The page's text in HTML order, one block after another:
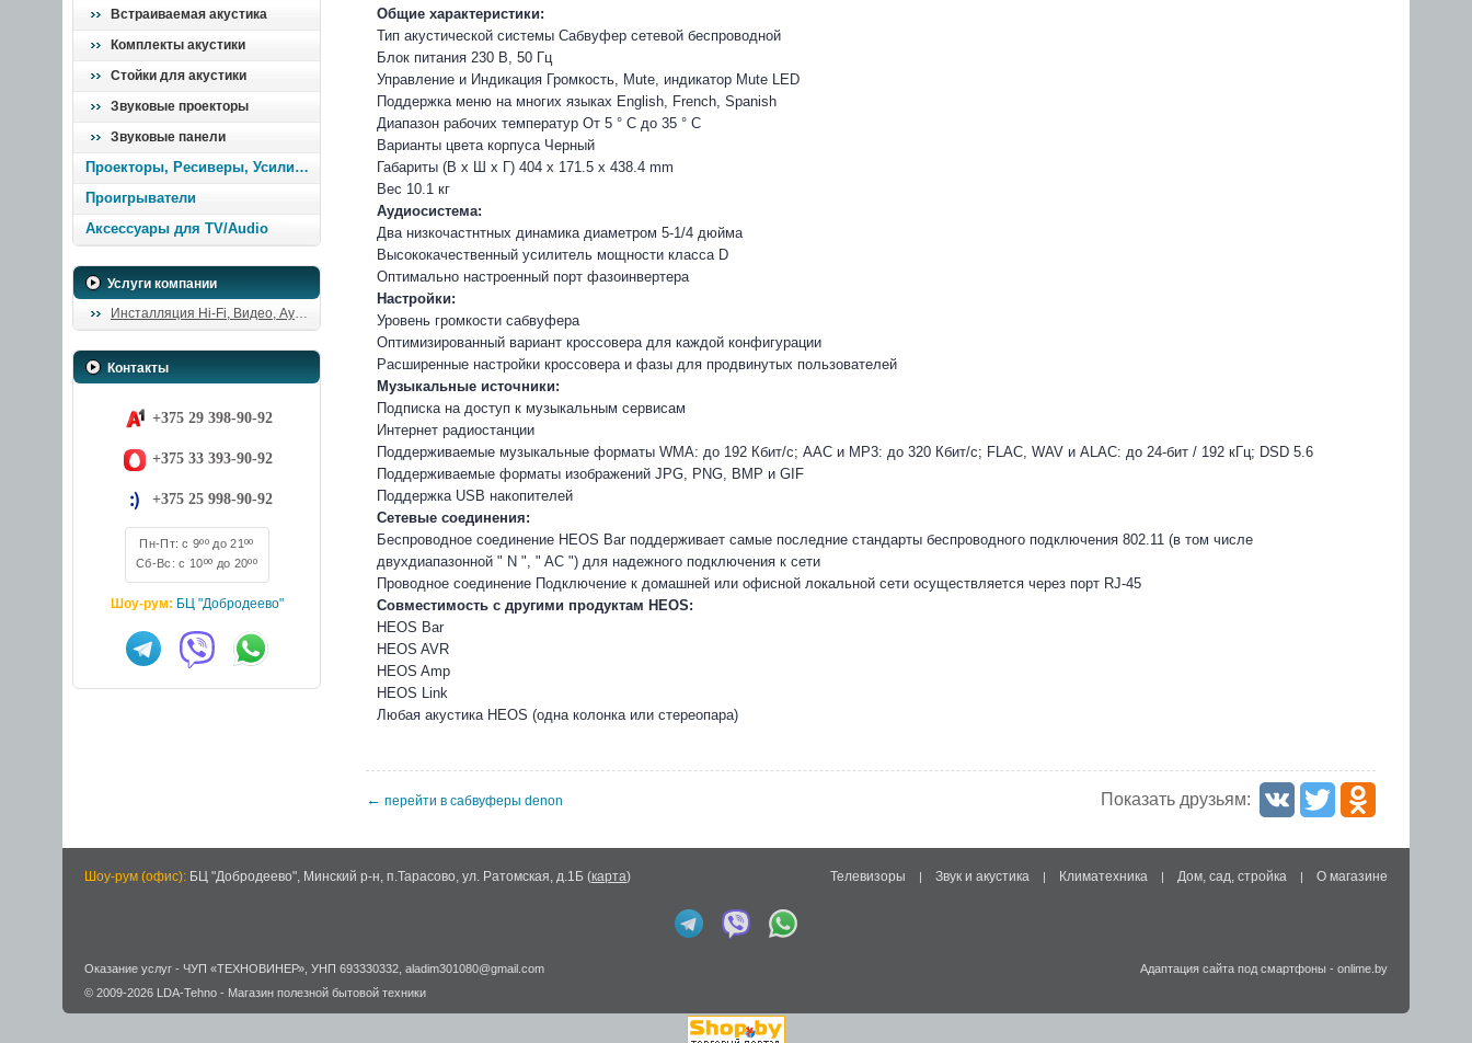
Встраиваемая акустика
Комплекты акустики
Стойки для акустики
Звуковые проекторы
Звуковые панели
Проекторы, Ресиверы, Усилители
Проигрыватели
Аксессуары для TV/Audio
Услуги компании
Инсталляция Hi-Fi, Видео, Аудио
Контакты
+375 29 398-90-92
+375 33 393-90-92
+375 25 998-90-92
Пн-Пт: с 9ºº до 21ºº
Сб-Вс: с 10ºº до 20ºº
Шоу-рум: БЦ "Добродеево"
Общие характеристики:
Тип акустической системы Сабвуфер сетевой беспроводной
Блок питания 230 В, 50 Гц
Управление и Индикация Громкость, Mute, индикатор Mute LED
Поддержка меню на многих языках English, French, Spanish
Диапазон рабочих температур От 5 ° C до 35 ° C
Варианты цвета корпуса Черный
Габариты (В x Ш x Г) 404 x 171.5 x 438.4 mm
Вес 10.1 кг
Аудиосистема:
Два низкочастнтных динамика диаметром 5-1/4 дюйма
Высококачественный усилитель мощности класса D
Оптимально настроенный порт фазоинвертера
Настройки:
Уровень громкости сабвуфера
Оптимизированный вариант кроссовера для каждой конфигурации
Расширенные настройки кроссовера и фазы для продвинутых пользователей
Музыкальные источники:
Подписка на доступ к музыкальным сервисам
Интернет радиостанции
Поддерживаемые музыкальные форматы WMA: до 192 Кбит/с; AAC и MP3: до 320 Кбит/с; FLAC, WAV и ALAC: до 24-бит / 192 кГц; DSD 5.6
Поддерживаемые форматы изображений JPG, PNG, BMP и GIF
Поддержка USB накопителей
Сетевые соединения:
Беспроводное соединение HEOS Bar поддерживает самые последние стандарты беспроводного подключения 802.11 (в том числе
двухдиапазонной " N ", " AC ") для надежного подключения к сети
Проводное соединение Подключение к домашней или офисной локальной сети осуществляется через порт RJ-45
Совместимость с другими продуктам HEOS:
HEOS Bar
HEOS AVR
HEOS Amp
HEOS Link
Любая акустика HEOS (одна колонка или стереопара)
Показать друзьям:
← перейти в сабвуферы denon
Шоу-рум (офис): БЦ "Добродеево", Минский р-н, п.Тарасово, ул. Ратомская, д.1Б (карта) Телевизоры | Звук и акустика | Климатехника | Дом, сад, стройка | О магазине
Оказание услуг - ЧУП «ТЕХНОВИНЕР» УНП 693330332 aladim301080@gmail.com
© 2009-2026 LDA-Tehno - Магазин полезной бытовой техники
Адаптация сайта под смартфоны - onlime.by